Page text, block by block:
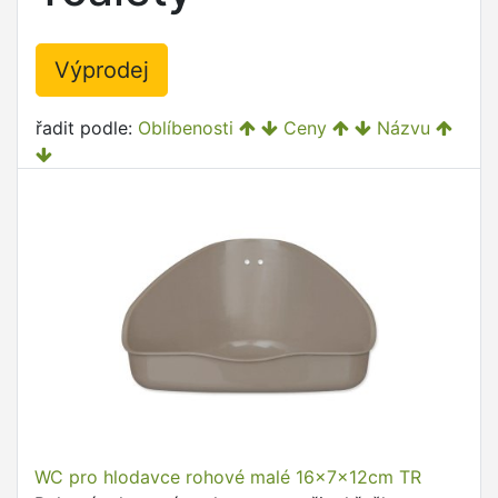
Výprodej
řadit podle: Oblíbenosti Ceny Názvu
WC pro hlodavce rohové malé 16x7x12cm TR